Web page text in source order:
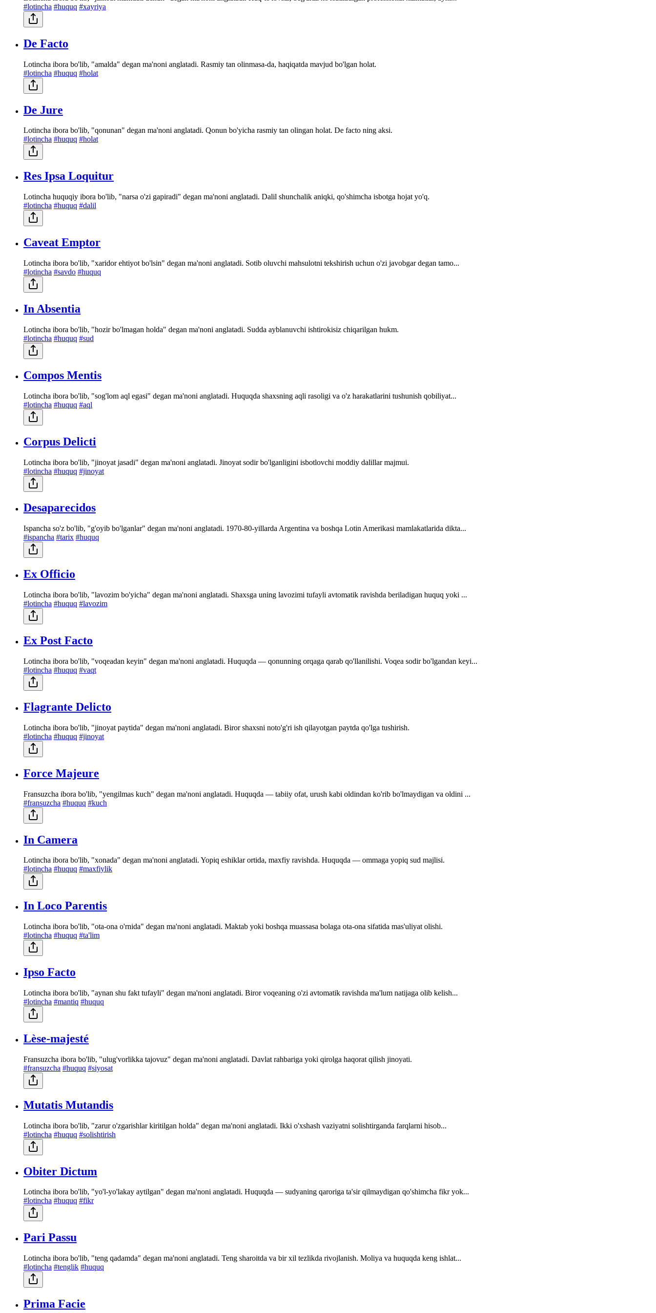
#lotincha #huquq #xayriya
De Facto
Lotincha ibora bo'lib, "amalda" degan ma'noni anglatadi. Rasmiy tan olinmasa-da, haqiqatda mavjud bo'lgan holat.
#lotincha #huquq #holat
De Jure
Lotincha ibora bo'lib, "qonunan" degan ma'noni anglatadi. Qonun bo'yicha rasmiy tan olingan holat. De facto ning aksi.
#lotincha #huquq #holat
Res Ipsa Loquitur
Lotincha huquqiy ibora bo'lib, "narsa o'zi gapiradi" degan ma'noni anglatadi. Dalil shunchalik aniqki, qo'shimcha isbotga hojat yo'q.
#lotincha #huquq #dalil
Caveat Emptor
Lotincha ibora bo'lib, "xaridor ehtiyot bo'lsin" degan ma'noni anglatadi. Sotib oluvchi mahsulotni tekshirish uchun o'zi javobgar degan tamo...
#lotincha #savdo #huquq
In Absentia
Lotincha ibora bo'lib, "hozir bo'lmagan holda" degan ma'noni anglatadi. Sudda ayblanuvchi ishtirokisiz chiqarilgan hukm.
#lotincha #huquq #sud
Compos Mentis
Lotincha ibora bo'lib, "sog'lom aql egasi" degan ma'noni anglatadi. Huquqda shaxsning aqli rasoligi va o'z harakatlarini tushunish qobiliyat...
#lotincha #huquq #aql
Corpus Delicti
Lotincha ibora bo'lib, "jinoyat jasadi" degan ma'noni anglatadi. Jinoyat sodir bo'lganligini isbotlovchi moddiy dalillar majmui.
#lotincha #huquq #jinoyat
Desaparecidos
Ispancha so'z bo'lib, "g'oyib bo'lganlar" degan ma'noni anglatadi. 1970-80-yillarda Argentina va boshqa Lotin Amerikasi mamlakatlarida dikta...
#ispancha #tarix #huquq
Ex Officio
Lotincha ibora bo'lib, "lavozim bo'yicha" degan ma'noni anglatadi. Shaxsga uning lavozimi tufayli avtomatik ravishda beriladigan huquq yoki ...
#lotincha #huquq #lavozim
Ex Post Facto
Lotincha ibora bo'lib, "voqeadan keyin" degan ma'noni anglatadi. Huquqda — qonunning orqaga qarab qo'llanilishi. Voqea sodir bo'lgandan keyi...
#lotincha #huquq #vaqt
Flagrante Delicto
Lotincha ibora bo'lib, "jinoyat paytida" degan ma'noni anglatadi. Biror shaxsni noto'g'ri ish qilayotgan paytda qo'lga tushirish.
#lotincha #huquq #jinoyat
Force Majeure
Fransuzcha ibora bo'lib, "yengilmas kuch" degan ma'noni anglatadi. Huquqda — tabiiy ofat, urush kabi oldindan ko'rib bo'lmaydigan va oldini ...
#fransuzcha #huquq #kuch
In Camera
Lotincha ibora bo'lib, "xonada" degan ma'noni anglatadi. Yopiq eshiklar ortida, maxfiy ravishda. Huquqda — ommaga yopiq sud majlisi.
#lotincha #huquq #maxfiylik
In Loco Parentis
Lotincha ibora bo'lib, "ota-ona o'rnida" degan ma'noni anglatadi. Maktab yoki boshqa muassasa bolaga ota-ona sifatida mas'uliyat olishi.
#lotincha #huquq #ta'lim
Ipso Facto
Lotincha ibora bo'lib, "aynan shu fakt tufayli" degan ma'noni anglatadi. Biror voqeaning o'zi avtomatik ravishda ma'lum natijaga olib kelish...
#lotincha #mantiq #huquq
Lèse-majesté
Fransuzcha ibora bo'lib, "ulug'vorlikka tajovuz" degan ma'noni anglatadi. Davlat rahbariga yoki qirolga haqorat qilish jinoyati.
#fransuzcha #huquq #siyosat
Mutatis Mutandis
Lotincha ibora bo'lib, "zarur o'zgarishlar kiritilgan holda" degan ma'noni anglatadi. Ikki o'xshash vaziyatni solishtirganda farqlarni hisob...
#lotincha #huquq #solishtirish
Obiter Dictum
Lotincha ibora bo'lib, "yo'l-yo'lakay aytilgan" degan ma'noni anglatadi. Huquqda — sudyaning qaroriga ta'sir qilmaydigan qo'shimcha fikr yok...
#lotincha #huquq #fikr
Pari Passu
Lotincha ibora bo'lib, "teng qadamda" degan ma'noni anglatadi. Teng sharoitda va bir xil tezlikda rivojlanish. Moliya va huquqda keng ishlat...
#lotincha #tenglik #huquq
Prima Facie